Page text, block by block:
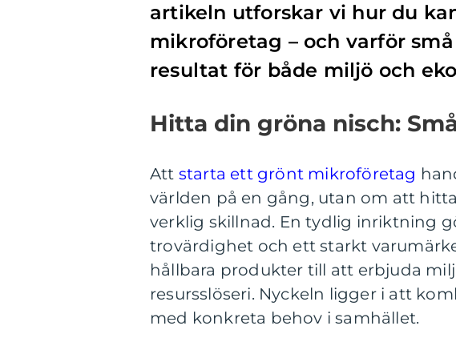
artikeln utforskar vi hur du
mikroföretag – och varför
resultat för både miljö och
Hitta din gröna nisch:
Att starta ett grönt mikroföretag
världen på en gång, utan om att
verklig skillnad. En tydlig inriktning
trovärdighet och ett starkt
hållbara produkter till att erbjuda
resursslöseri. Nyckeln ligger i att
med konkreta behov i samhället.